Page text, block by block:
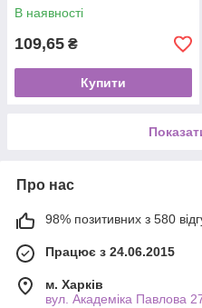
В наявності
109,65 ₴
Купити
Про нас
98% позитивних з 580
Працює з 24.06.2015
м. Харків
вул. Академіка Павлова